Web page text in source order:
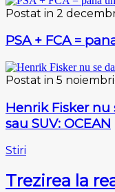
Postat in 2
PSA + FCA =
Postat in 5
Henrik Fisker
sau SUV: OCEAN
Stiri
Trezirea la